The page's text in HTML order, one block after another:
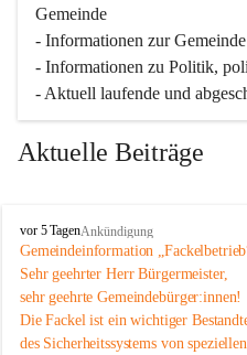
Gemeinde
- Informationen zur
- Informationen zu Politik,
- Aktuell laufende und
Aktuelle Beiträge
A
d
e
r
k
l
a
vor 5 TagenAnkündigung
Gemeindeinformation
Sehr geehrter Herr Bürgermeister,
sehr geehrte Gemeindebürger:innen!
Die Fackel ist ein wichtiger
des Sicherheitssystems von speziellen